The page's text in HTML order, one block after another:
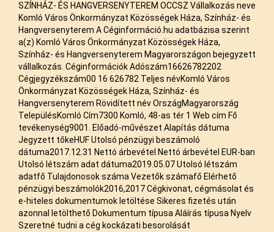
SZÍNHÁZ- ÉS HANGVERSENYTEREM OCCSZ Vállalkozás neve
Komló Város Önkormányzat Közösségek Háza, Színház- és
Hangversenyterem A Céginformáció.hu adatbázisa szerint
a(z) Komló Város Önkormányzat Közösségek Háza,
Színház- és Hangversenyterem Magyarországon bejegyzett
vállalkozás. Céginformációk Adószám16626782202
Cégjegyzékszám00 16 626782 Teljes névKomló Város
Önkormányzat Közösségek Háza, Színház- és
Hangversenyterem Rövidített név OrszágMagyarország
TelepülésKomló Cím7300 Komló, 48-as tér 1 Web cím Fő
tevékenység9001. Előadó-művészet Alapítás dátuma
Jegyzett tőkeHUF Utolsó pénzügyi beszámoló
dátuma2017.12.31 Nettó árbevétel Nettó árbevétel EUR-ban
Utolsó létszám adat dátuma2019.05.07 Utolsó létszám
adatfő Tulajdonosok száma Vezetők számafő Elérhető
pénzügyi beszámolók2016,2017 Cégkivonat, cégmásolat és
e-hiteles dokumentumok letöltése Sikeres fizetés után
azonnal letölthető Dokumentum típusa Aláírás típusa Nyelv
Szeretné tudni a cég kockázati besorolását